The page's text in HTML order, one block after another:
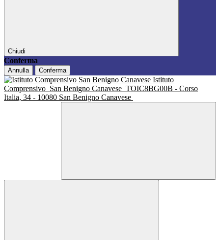
Chiudi
Conferma
Annulla Conferma
Istituto
Comprensivo San Benigno Canavese TOIC8BG00B - Corso
Italia, 34 - 10080 San Benigno Canavese